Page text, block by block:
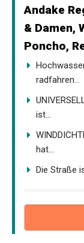
Andake
& Damen,
Poncho,
radfahren...
ist...
hat...
Die Straße